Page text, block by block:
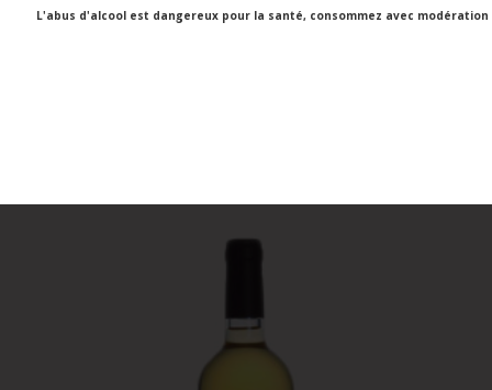
L'abus d'alcool est dangereux pour la santé, consommez avec modération
Victor Hugo)